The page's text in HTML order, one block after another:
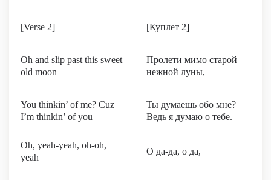
[Verse 2] [Куплет 2]
Oh and slip past this sweet
old moon
Пролети мимо старой
нежной луны,
You thinkin’ of me? Cuz
I’m thinkin’ of you
Ты думаешь обо мне?
Ведь я думаю о тебе.
Oh, yeah-yeah, oh-oh,
yeah
О да-да, о да,